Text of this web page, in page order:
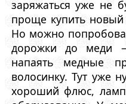
заряжаться уже не
проще купить
Но можно
дорожки до меди
напаять медные
волосинку. Тут уже
хороший флюс,